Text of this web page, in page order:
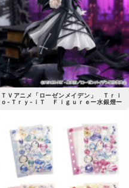
ＴＶアニメ「ローゼンメイデン」 Ｔｒｉ
ｏ-Ｔｒｙ-ｉＴ Ｆｉｇｕｒｅー水銀燈ー